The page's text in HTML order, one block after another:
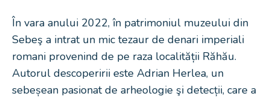
În vara anului 2022, în patrimoniul muzeului din
Sebeş a intrat un mic tezaur de denari imperiali
romani provenind de pe raza localității Răhău.
Autorul descoperirii este Adrian Herlea, un
sebeșean pasionat de arheologie şi detecții, care a